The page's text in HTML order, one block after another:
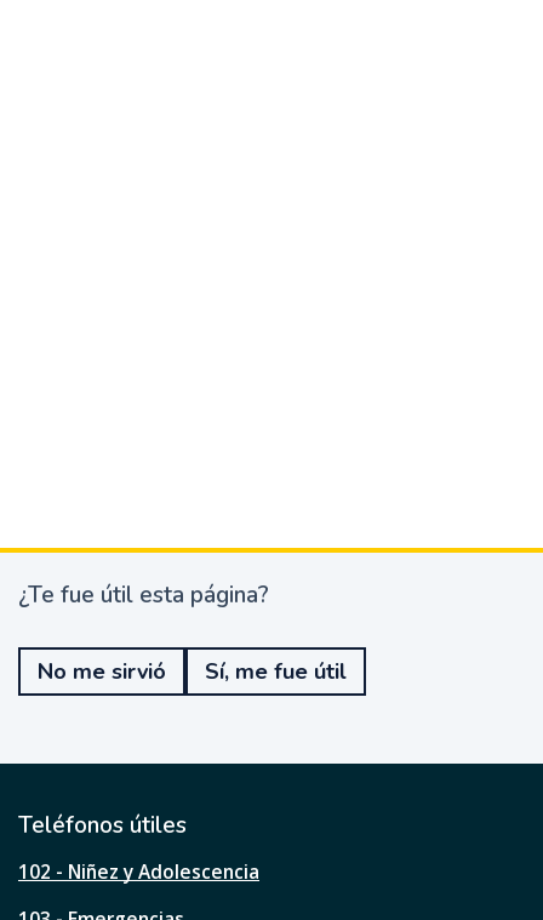
¿
e
u
t
l
s
¿Te fue útil esta página?
No me sirvió Sí, me fue útil
Teléfonos útiles
102 - Niñez y Adolescencia